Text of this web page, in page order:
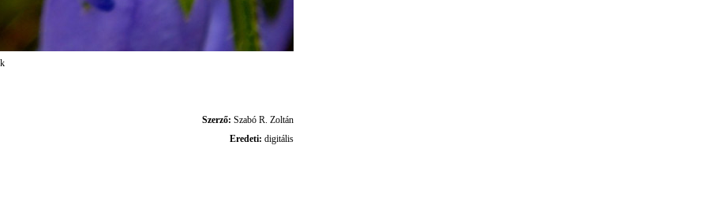
Szerző: Szabó R. Zoltán
Eredeti: digitális